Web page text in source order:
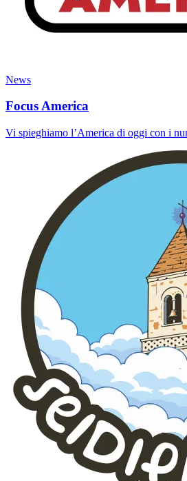
News
Focus America
Vi spieghiamo l’America di oggi con i